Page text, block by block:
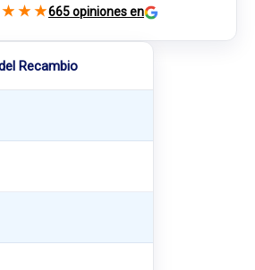
Recambio
★ ★ ★665 opiniones en